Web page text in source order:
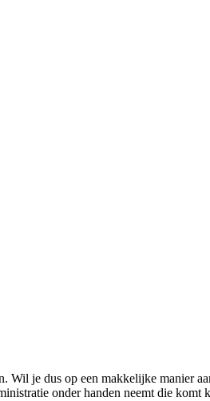
Wil je dus op een makkelijke manier
onder handen neemt die komt